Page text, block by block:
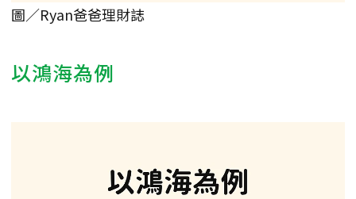
圖／Ryan爸爸理財誌
以鴻海為例